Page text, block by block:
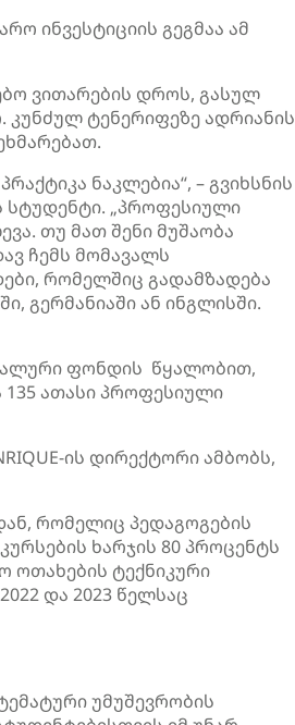
ინვესტიციის გეგმაა ამ
ვითარების დროს, გასულ
კუნძულ ტენერიფეზე ადრიანის
ნაკლებია“, – გვიხსნის
სტუდენტი. „პროფესიული
თუ მათ შენი მუშაობა
ჩემს მომავალს
რომელშიც გადამზადება
გერმანიაში ან ინგლისში.
ფონდის წყალობით,
ათასი პროფესიული
ის დირექტორი ამბობს,
რომელიც პედაგოგების
ხარჯის 80 პროცენტს
ოთახების ტექნიკური
და 2023 წელსაც
უმუშევრობის